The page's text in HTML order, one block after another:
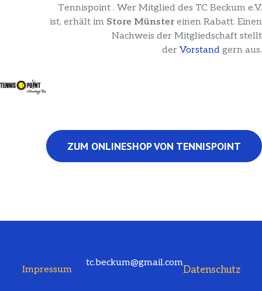
Tennispoint . Wer Mitglied des TC Beckum e.V.
ist, erhält im Store Münstereinen Rabatt. Einen
Nachweis der Mitgliedschaft stellt
der Vorstand gern aus.
ZUM ONLINESHOP VON TENNISPOINT
Impressum
tc.beckum@gmail.com
Datenschutz